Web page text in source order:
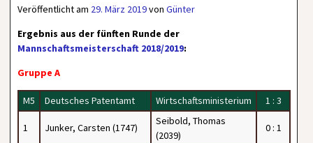
Veröffentlicht am 29. März 2019vonGünter
Ergebnis aus der fünften Runde der
Mannschaftsmeisterschaft 2018/2019:
Gruppe A
M5 Deutsches Patentamt Wirtschaftsministerium 1 : 3
1 Junker, Carsten (1747)
Seibold, Thomas
(2039)
0 : 1